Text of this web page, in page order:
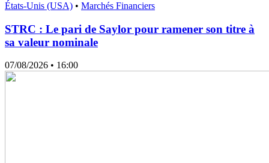
États-Unis (USA) • Marchés Financiers
STRC : Le pari de Saylor pour ramener son titre à
sa valeur nominale
07/08/2026 • 16:00